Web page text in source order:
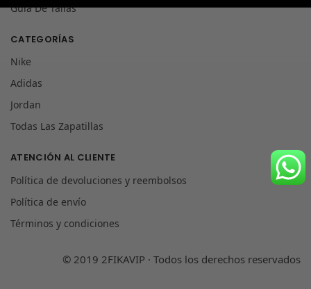
Guía De Tallas
CATEGORÍAS
Nike
Adidas
Jordan
Todas Las Zapatillas
ATENCIÓN AL CLIENTE
Política de devoluciones y reembolsos
Política de envío
Términos y condiciones
© 2019 2FIKAVIP · Todos los derechos reservados